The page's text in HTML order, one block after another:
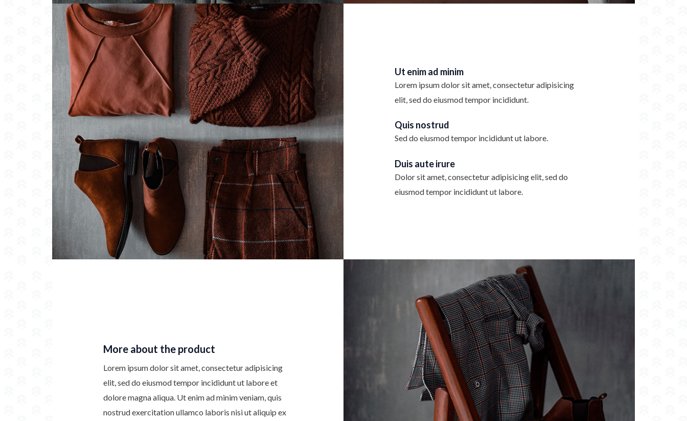
Ut enim ad minim
Lorem ipsum dolor sit amet, consectetur adipisicing
elit, sed do eiusmod tempor incididunt.
Quis nostrud
Sed do eiusmod tempor incididunt ut labore.
Duis aute irure
Dolor sit amet, consectetur adipisicing elit, sed do
eiusmod tempor incididunt ut labore.
More about the product
Lorem ipsum dolor sit amet, consectetur adipisicing
elit, sed do eiusmod tempor incididunt ut labore et
dolore magna aliqua. Ut enim ad minim veniam, quis
nostrud exercitation ullamco laboris nisi ut aliquip ex